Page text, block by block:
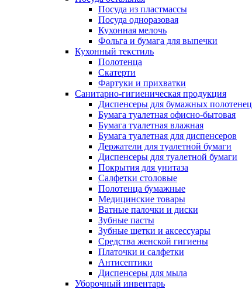
Посуда из пластмассы
Посуда одноразовая
Кухонная мелочь
Фольга и бумага для выпечки
Кухонный текстиль
Полотенца
Скатерти
Фартуки и прихватки
Санитарно-гигиеническая продукция
Диспенсеры для бумажных полотенец
Бумага туалетная офисно-бытовая
Бумага туалетная влажная
Бумага туалетная для диспенсеров
Держатели для туалетной бумаги
Диспенсеры для туалетной бумаги
Покрытия для унитаза
Салфетки столовые
Полотенца бумажные
Медицинские товары
Ватные палочки и диски
Зубные пасты
Зубные щетки и аксессуары
Средства женской гигиены
Платочки и салфетки
Антисептики
Диспенсеры для мыла
Уборочный инвентарь